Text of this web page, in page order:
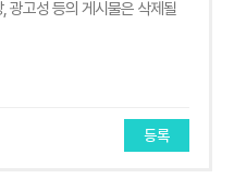
등록